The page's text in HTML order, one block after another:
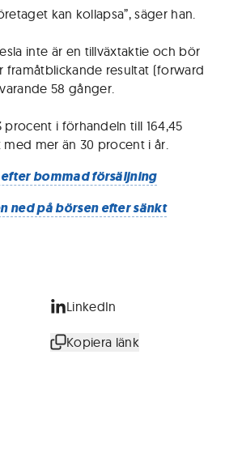
kan kollapsa”, säger han.
inte är en tillväxtaktie och bör
framåtblickande resultat (forward
58 gånger.
procent i förhandeln till 164,45
mer än 30 procent i år.
efter bommad försäljning
ned på börsen efter sänkt
LinkedIn
Kopiera länk